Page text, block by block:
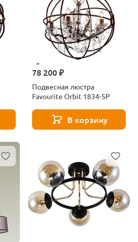
78 200 ₽
Подвесная люстра
Favourite Orbit 1834-5P
В корзину